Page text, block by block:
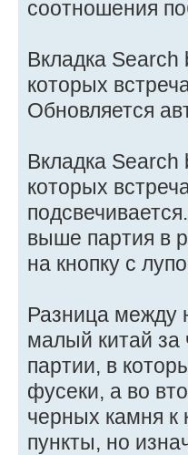
соотношения
Вкладка Search
которых
Обновляется
Вкладка Search
которых
выше партия в
на кнопку с
Разница между
малый китай за
партии, в
фусеки, а во
черных камня к
пункты, но